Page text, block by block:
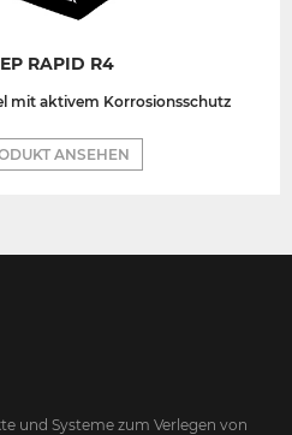
RAPID R4
mit aktivem Korrosionsschutz
ANSEHEN
und Systeme zum Verlegen von